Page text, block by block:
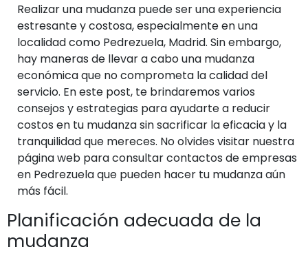
Realizar una mudanza puede ser una experiencia
estresante y costosa, especialmente en una
localidad como Pedrezuela, Madrid. Sin embargo,
hay maneras de llevar a cabo una mudanza
económica que no comprometa la calidad del
servicio. En este post, te brindaremos varios
consejos y estrategias para ayudarte a reducir
costos en tu mudanza sin sacrificar la eficacia y la
tranquilidad que mereces. No olvides visitar nuestra
página web para consultar contactos de empresas
en Pedrezuela que pueden hacer tu mudanza aún
más fácil.
Planificación adecuada de la
mudanza